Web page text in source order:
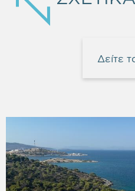
Δείτε